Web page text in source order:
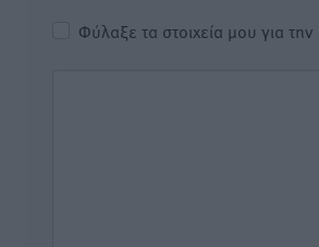
Φύλαξε τα στοιχεία μου για